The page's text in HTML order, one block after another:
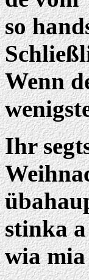
so
Wenn
Ihr
stinka a
wia